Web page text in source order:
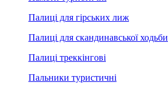
Палиці для гірських лиж
Палиці для скандинавської ходьби
Палиці треккінгові
Пальники туристичні